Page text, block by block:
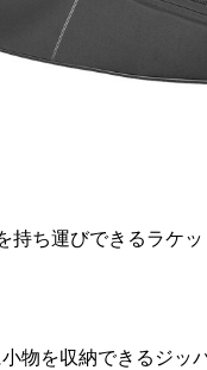
持ち運びできるラケ
物を収納できるジッ